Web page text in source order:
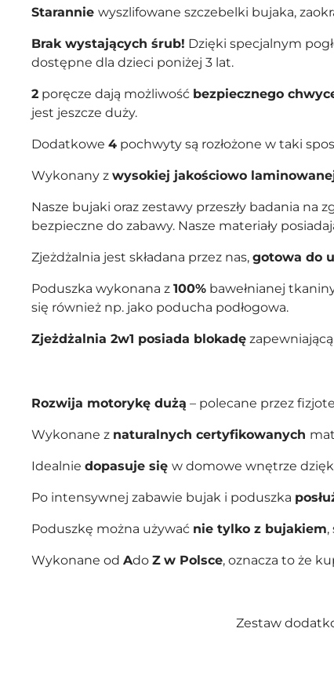
Starannie wyszlifowane szczebelki bujaka,
Brak wystających śrub! Dzięki specjalnym
dostępne dla dzieci poniżej 3 lat.
2 poręcze dają możliwość bezpiecznego
jest jeszcze duży.
Dodatkowe 4 pochwyty są rozłożone w taki
Wykonany z wysokiej jakościowo
Nasze bujaki oraz zestawy przeszły badania
bezpieczne do zabawy. Nasze materiały
Zjeżdżalnia jest składana przez nas, gotowa do
Poduszka wykonana z 100% bawełnianej
się również np. jako poducha podłogowa.
Zjeżdżalnia 2w1 posiada blokadę
Rozwija motorykę dużą – polecane przez
Wykonane z naturalnych certyfikowanych
Idealnie dopasuje się w domowe wnętrze
Po intensywnej zabawie bujak i poduszka
Poduszkę można używać nie tylko z bujakiem,
Wykonane od Ado Z w Polsce, oznacza to że
Zestaw